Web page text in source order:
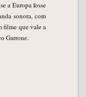
a Europa fosse
sonora, com
filme que vale a
Garrone.